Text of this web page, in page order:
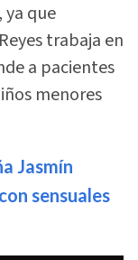
ya que
trabaja en
a pacientes
menores
Jasmín
sensuales